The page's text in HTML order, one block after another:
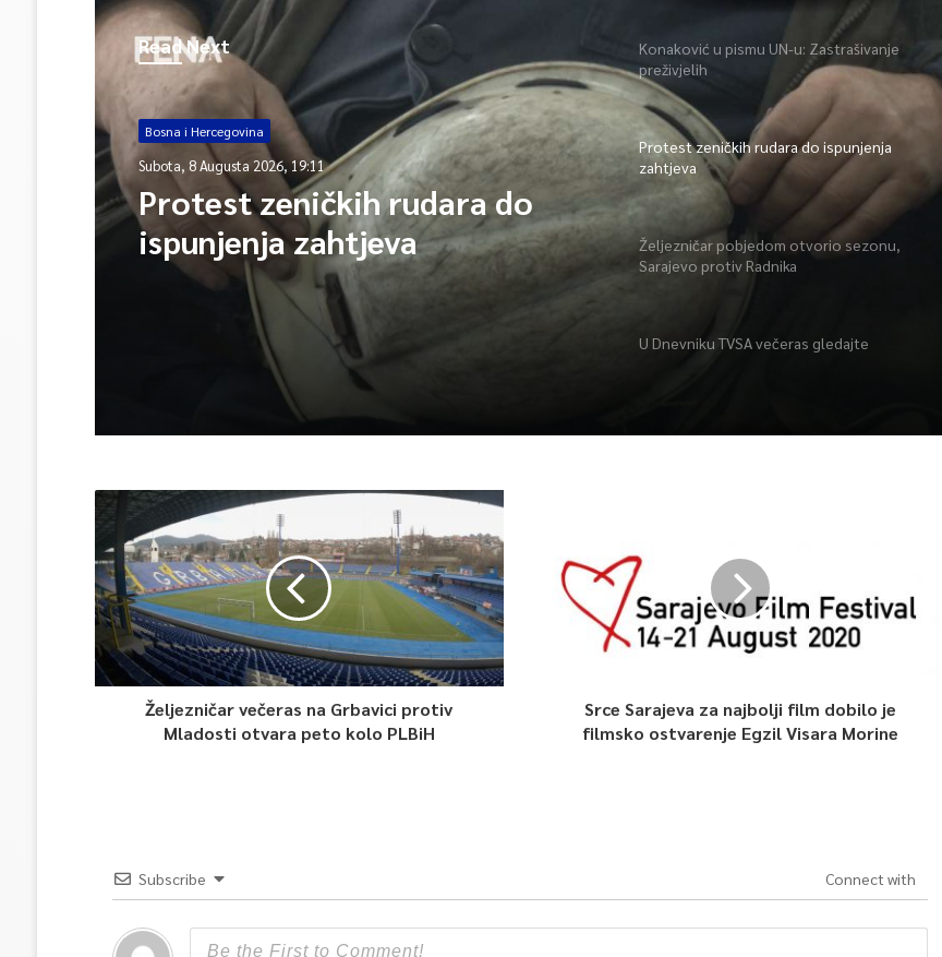
Read Next
Bosna i Hercegovina
Subota, 8 Augusta 2026, 19:11
Protest zeničkih rudara do
ispunjenja zahtjeva
Konaković u pismu UN-u: Zastrašivanje
preživjelih
Protest zeničkih rudara do ispunjenja
zahtjeva
Željezničar pobjedom otvorio sezonu,
Sarajevo protiv Radnika
U Dnevniku TVSA večeras gledajte
Željezničar večeras na Grbavici protiv
Mladosti otvara peto kolo PLBiH
Srce Sarajeva za najbolji film dobilo je
filmsko ostvarenje Egzil Visara Morine
Subscribe Connect with